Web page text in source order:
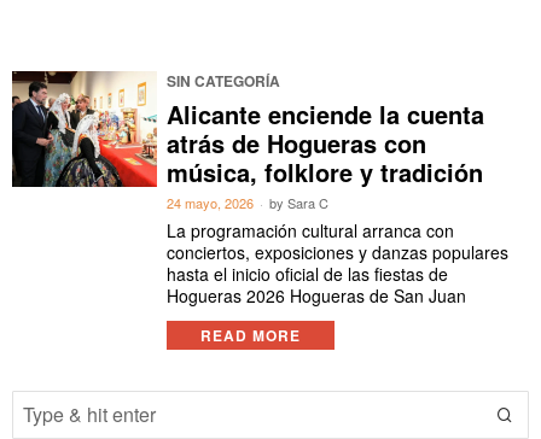
SIN CATEGORÍA
Alicante enciende la cuenta
atrás de Hogueras con
música, folklore y tradición
24 mayo, 2026 bySara C
La programación cultural arranca con
conciertos, exposiciones y danzas populares
hasta el inicio oficial de las fiestas de
Hogueras 2026 Hogueras de San Juan
READ MORE